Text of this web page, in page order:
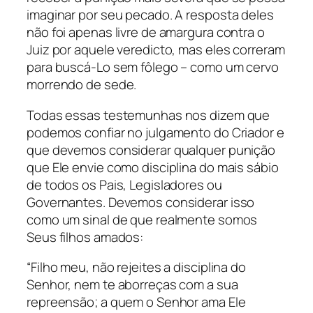
imaginar por seu pecado. A resposta deles
não foi apenas livre de amargura contra o
Juiz por aquele veredicto, mas eles correram
para buscá-Lo sem fôlego – como um cervo
morrendo de sede.
Todas essas testemunhas nos dizem que
podemos confiar no julgamento do Criador e
que devemos considerar qualquer punição
que Ele envie como disciplina do mais sábio
de todos os Pais, Legisladores ou
Governantes. Devemos considerar isso
como um sinal de que realmente somos
Seus filhos amados:
“Filho meu, não rejeites a disciplina do
Senhor, nem te aborreças com a sua
repreensão; a quem o Senhor ama Ele